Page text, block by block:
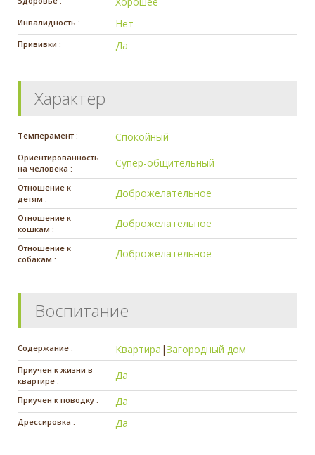
Инвалидность : Нет
Прививки : Да
Характер
Темперамент : Спокойный
Ориентированность
на человека :
Супер-общительный
Отношение к
детям :
Доброжелательное
Отношение к
кошкам :
Доброжелательное
Отношение к
собакам :
Доброжелательное
Воспитание
Содержание : Квартира |Загородный дом
Приучен к жизни в
квартире :
Да
Приучен к поводку : Да
Дрессировка : Да